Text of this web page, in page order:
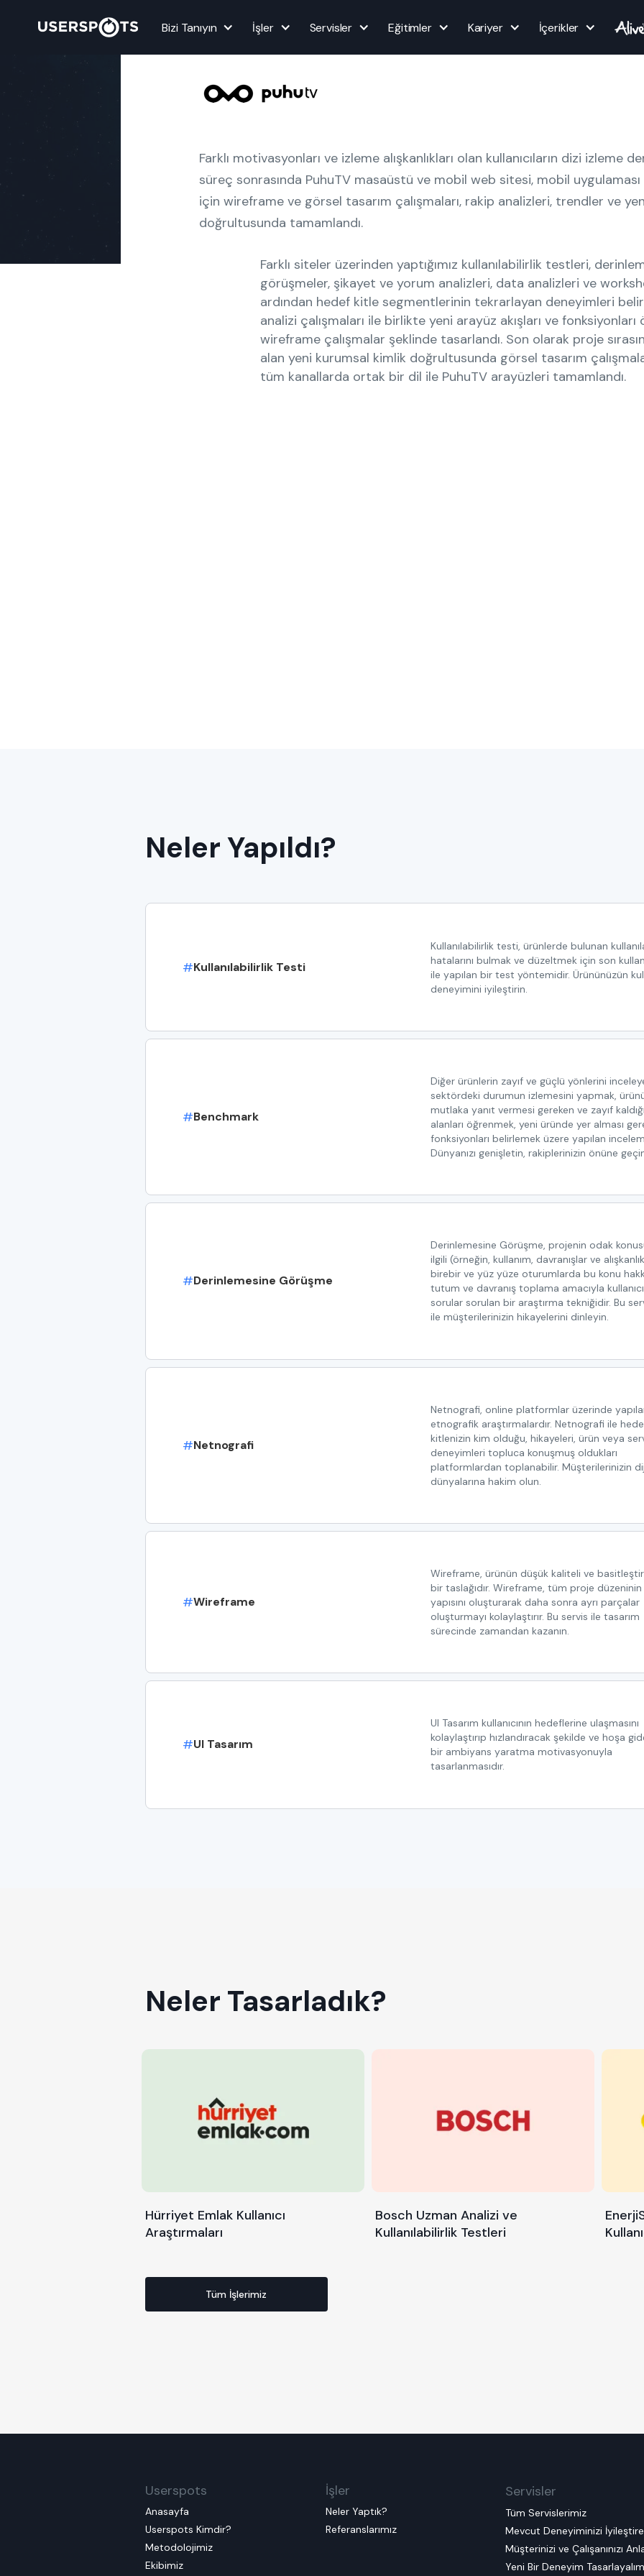
Bizi Tanıyın İşler Servisler Eğitimler Kariyer İçerikler
Farklı motivasyonları ve izleme alışkanlıkları olan kullanıcıların dizi izleme
süreç sonrasında PuhuTV masaüstü ve mobil web sitesi, mobil
için wireframe ve görsel tasarım çalışmaları, rakip analizleri, trendler ve
doğrultusunda tamamlandı.
Farklı siteler üzerinden yaptığımız kullanılabilirlik testleri,
görüşmeler, şikayet ve yorum analizleri, data analizleri ve
ardından hedef kitle segmentlerinin tekrarlayan deneyimleri
analizi çalışmaları ile birlikte yeni arayüz akışları ve fonksiyonları
wireframe çalışmalar şeklinde tasarlandı. Son olarak proje
alan yeni kurumsal kimlik doğrultusunda görsel tasarım
tüm kanallarda ortak bir dil ile PuhuTV arayüzleri tamamlandı.
Neler Yapıldı?
#Kullanılabilirlik Testi
Kullanılabilirlik testi, ürünlerde bulunan
hatalarını bulmak ve düzeltmek için son
ile yapılan bir test yöntemidir. Ürününüzün
deneyimini iyileştirin.
#Benchmark
Diğer ürünlerin zayıf ve güçlü yönlerini
sektördeki durumun izlemesini yapmak,
mutlaka yanıt vermesi gereken ve zayıf kaldığı
alanları öğrenmek, yeni üründe yer alması
fonksiyonları belirlemek üzere yapılan
Dünyanızı genişletin, rakiplerinizin önüne
#Derinlemesine Görüşme
Derinlemesine Görüşme, projenin odak
ilgili (örneğin, kullanım, davranışlar ve
birebir ve yüz yüze oturumlarda bu konu
tutum ve davranış toplama amacıyla
sorular sorulan bir araştırma tekniğidir. Bu
ile müşterilerinizin hikayelerini dinleyin.
#Netnografi
Netnografi, online platformlar üzerinde
etnografik araştırmalardır. Netnografi ile
kitlenizin kim olduğu, hikayeleri, ürün veya
deneyimleri topluca konuşmuş oldukları
platformlardan toplanabilir. Müşterilerinizin
dünyalarına hakim olun.
#Wireframe
Wireframe, ürünün düşük kaliteli ve
bir taslağıdır. Wireframe, tüm proje düzeninin
yapısını oluşturarak daha sonra ayrı parçalar
oluşturmayı kolaylaştırır. Bu servis ile tasarım
sürecinde zamandan kazanın.
#UI Tasarım
UI Tasarım kullanıcının hedeflerine ulaşmasını
kolaylaştırıp hızlandıracak şekilde ve hoşa
bir ambiyans yaratma motivasyonuyla
tasarlanmasıdır.
Neler Tasarladık?
Hürriyet Emlak Kullanıcı
Araştırmaları
Bosch Uzman Analizi ve
Kullanılabilirlik Testleri
Tüm İşlerimiz
Userspots
Anasayfa
Userspots Kimdir?
Metodolojimiz
Ekibimiz
İşler
Neler Yaptık?
Referanslarımız
Servisler
Tüm Servislerimiz
Mevcut Deneyiminizi
Müşterinizi ve Çalışanınızı
Yeni Bir Deneyim Tasarlayalım